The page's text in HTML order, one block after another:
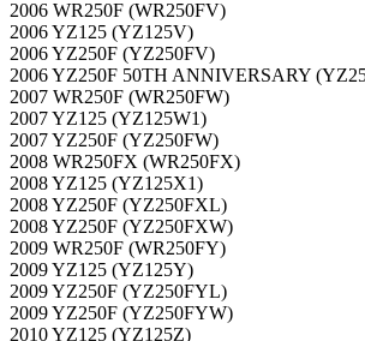
2006 WR250F (WR250FV)
2006 YZ125 (YZ125V)
2006 YZ250F (YZ250FV)
2006 YZ250F 50TH ANNIVERSARY
2007 WR250F (WR250FW)
2007 YZ125 (YZ125W1)
2007 YZ250F (YZ250FW)
2008 WR250FX (WR250FX)
2008 YZ125 (YZ125X1)
2008 YZ250F (YZ250FXL)
2008 YZ250F (YZ250FXW)
2009 WR250F (WR250FY)
2009 YZ125 (YZ125Y)
2009 YZ250F (YZ250FYL)
2009 YZ250F (YZ250FYW)
2010 YZ125 (YZ125Z)